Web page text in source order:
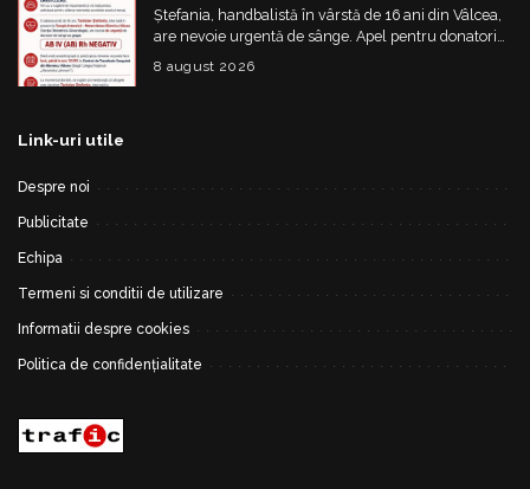
Ștefania, handbalistă în vârstă de 16 ani din Vâlcea,
are nevoie urgentă de sânge. Apel pentru donatori
cu grupa AB IV negativ
8 august 2026
Link-uri utile
Despre noi
Publicitate
Echipa
Termeni si conditii de utilizare
Informatii despre cookies
Politica de confidențialitate